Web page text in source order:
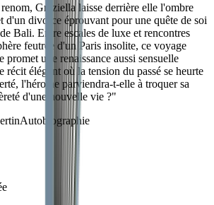
Graziella laisse derrière elle l'ombre
d'un divorce éprouvant pour une quête de soi
Bali. Entre escales de luxe et rencontres
feutrée d'un Paris insolite, ce voyage
promet une renaissance aussi sensuelle
récit élégant où la tension du passé se heurte
l'héroïne parviendra-t-elle à troquer sa
d'une nouvelle vie ?"
Autobiographie